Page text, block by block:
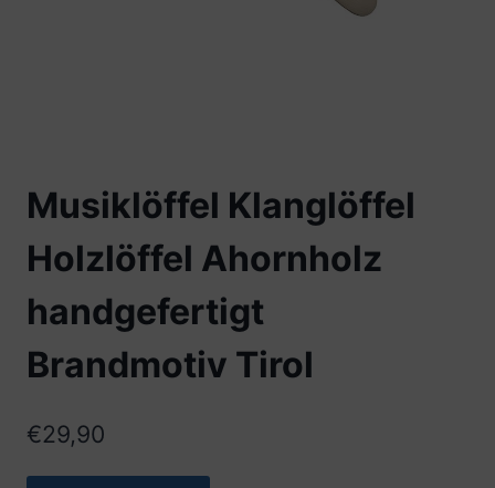
Musiklöffel Klanglöffel
Holzlöffel Ahornholz
handgefertigt
Brandmotiv Tirol
€29,90